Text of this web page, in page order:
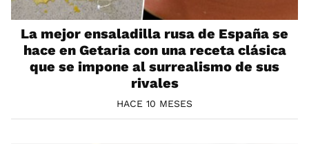
La mejor ensaladilla rusa de España se
hace en Getaria con una receta clásica
que se impone al surrealismo de sus
rivales
HACE 10 MESES